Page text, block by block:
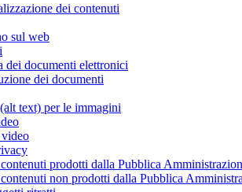
dei contenuti
sul web
dei documenti elettronici
dei documenti
text) per le immagini
prodotti dalla Pubblica
non prodotti dalla Pubblica